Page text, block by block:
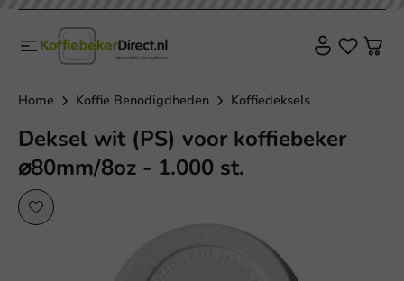
Home Koffie Benodigdheden Koffiedeksels
Deksel wit (PS) voor koffiebeker
⌀80mm/8oz - 1.000 st.